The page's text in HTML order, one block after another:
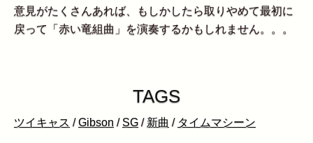
意見がたくさんあれば、もしかしたら取りやめて最初に
戻って「赤い竜組曲」を演奏するかもしれません。。。
TAGS
ツイキャス /Gibson /SG / 新曲 / タイムマシーン